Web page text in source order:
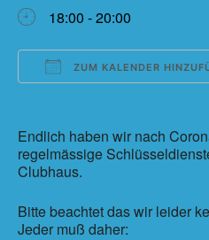
18:00 - 20:00
ZUM KALENDER
Endlich haben wir nach
regelmässige
Clubhaus.
Bitte beachtet das wir leider
Jeder muß daher: